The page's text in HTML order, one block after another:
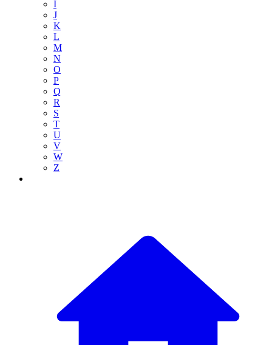
I
J
K
L
M
N
O
P
Q
R
S
T
U
V
W
Z